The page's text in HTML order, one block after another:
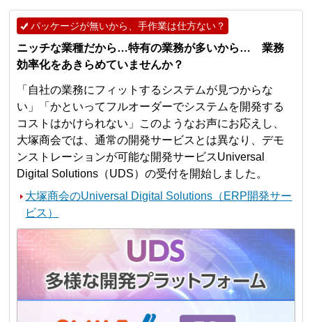
パッケージが無いから、手作業は仕方ない？
ニッチな業種だから…特有の業務が多いから… 業務
効率化をあきらめていませんか？
「自社の業務にフィットするシステムが見つからな
い」「かといってフルオーダーでシステムを開発する
コストはかけられない」このようなお声にお応えし、
大塚商会では、通常の開発サービスとは異なり、デモ
ンストレーションが可能な開発サービスUniversal
Digital Solutions（UDS）の受付を開始しました。
大塚商会のUniversal Digital Solutions（ERP開発サー
ビス）